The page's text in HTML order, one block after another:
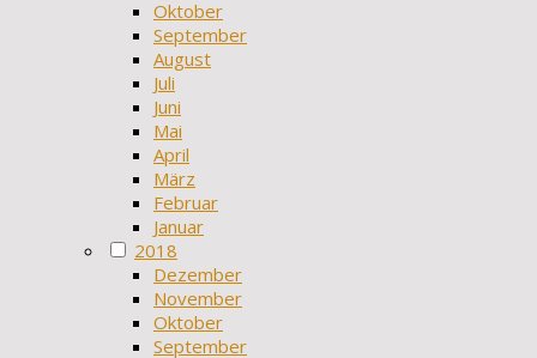
Oktober
September
August
Juli
Juni
Mai
April
März
Februar
Januar
2018
Dezember
November
Oktober
September